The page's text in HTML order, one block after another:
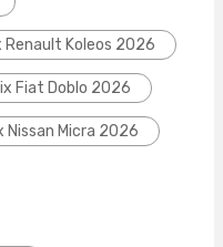
Renault Koleos 2026
Fiat Doblo 2026
Nissan Micra 2026